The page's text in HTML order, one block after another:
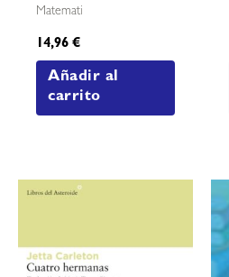
Matemati
14,96€
Añadir al
carrito